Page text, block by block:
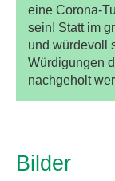
eine Corona-
sein! Statt im
und würdevoll
Würdigungen
nachgeholt
Bilder